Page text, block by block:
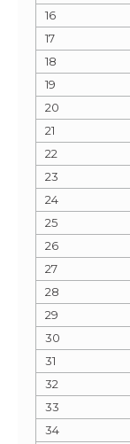
16
17
18
19
20
21
22
23
24
25
26
27
28
29
30
31
32
33
34